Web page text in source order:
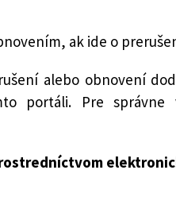
ak ide o
alebo obnovení
portáli. Pre správne